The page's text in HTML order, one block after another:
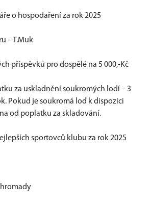
o hospodaření za rok 2025
– T.Muk
příspěvků pro dospělé na 5 000,-Kč
za uskladnění soukromých lodí – 3
Pokud je soukromá loď k dispozici
od poplatku za skladování.
sportovců klubu za rok 2025
hromady